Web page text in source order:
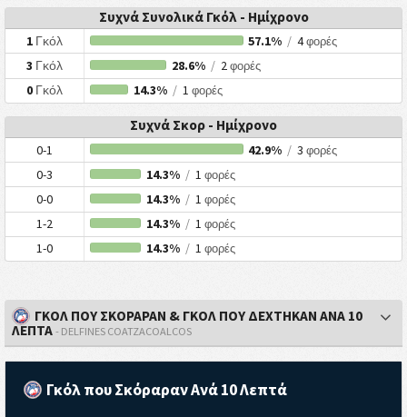
Συχνά Συνολικά Γκόλ - Ημίχρονο
1 Γκόλ 57.1% / 4φορές
3 Γκόλ 28.6% /2 φορές
0 Γκόλ 14.3% /1 φορές
Συχνά Σκορ - Ημίχρονο
0-1 42.9% / 3φορές
0-3 14.3% /1 φορές
0-0 14.3% /1 φορές
1-2 14.3% /1 φορές
1-0 14.3% /1 φορές
ΓΚΟΛ ΠΟΥ ΣΚΟΡΑΡΑΝ & ΓΚΟΛ ΠΟΥ ΔΕΧΤΗΚΑΝ ΑΝΑ 10
ΛΕΠΤΑ - DELFINES COATZACOALCOS
Γκόλ που Σκόραραν Ανά 10 Λεπτά